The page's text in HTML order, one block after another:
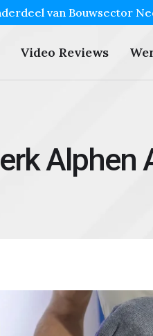
van Bouwsector
Video Reviews
Alphen